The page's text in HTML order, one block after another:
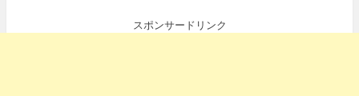
スポンサードリンク